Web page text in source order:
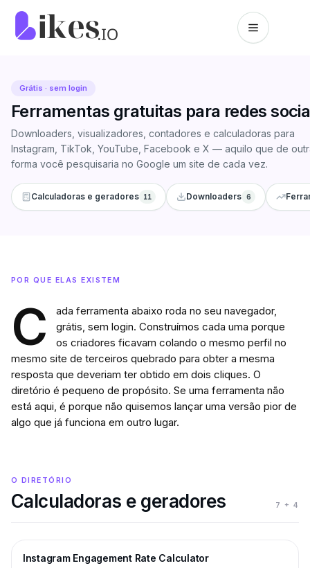
Pular para o conteúdo
Página inicial da Likes.io
Grátis · sem login
Ferramentas gratuitas para redes
Downloaders, visualizadores, contadores e calculadoras para
Instagram, TikTok, YouTube, Facebook e X — aquilo que de
forma você pesquisaria no Google um site de cada vez.
Calculadoras e geradores 11 Downloaders 6
POR QUE ELAS EXISTEM
C
ada ferramenta abaixo roda no seu navegador,
grátis, sem login. Construímos cada uma porque
os criadores ficavam colando o mesmo perfil no
mesmo site de terceiros quebrado para obter a mesma
resposta que deveriam ter obtido em dois cliques. O
diretório é pequeno de propósito. Se uma ferramenta não
está aqui, é porque não quisemos lançar uma versão pior de
algo que já funciona em outro lugar.
O DIRETÓRIO
Calculadoras e geradores 7 + 4
Instagram Engagement Rate Calculator